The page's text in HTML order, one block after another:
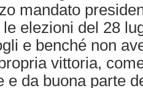
mandato
elezioni del 28
e benché non
vittoria,
e da buona parte